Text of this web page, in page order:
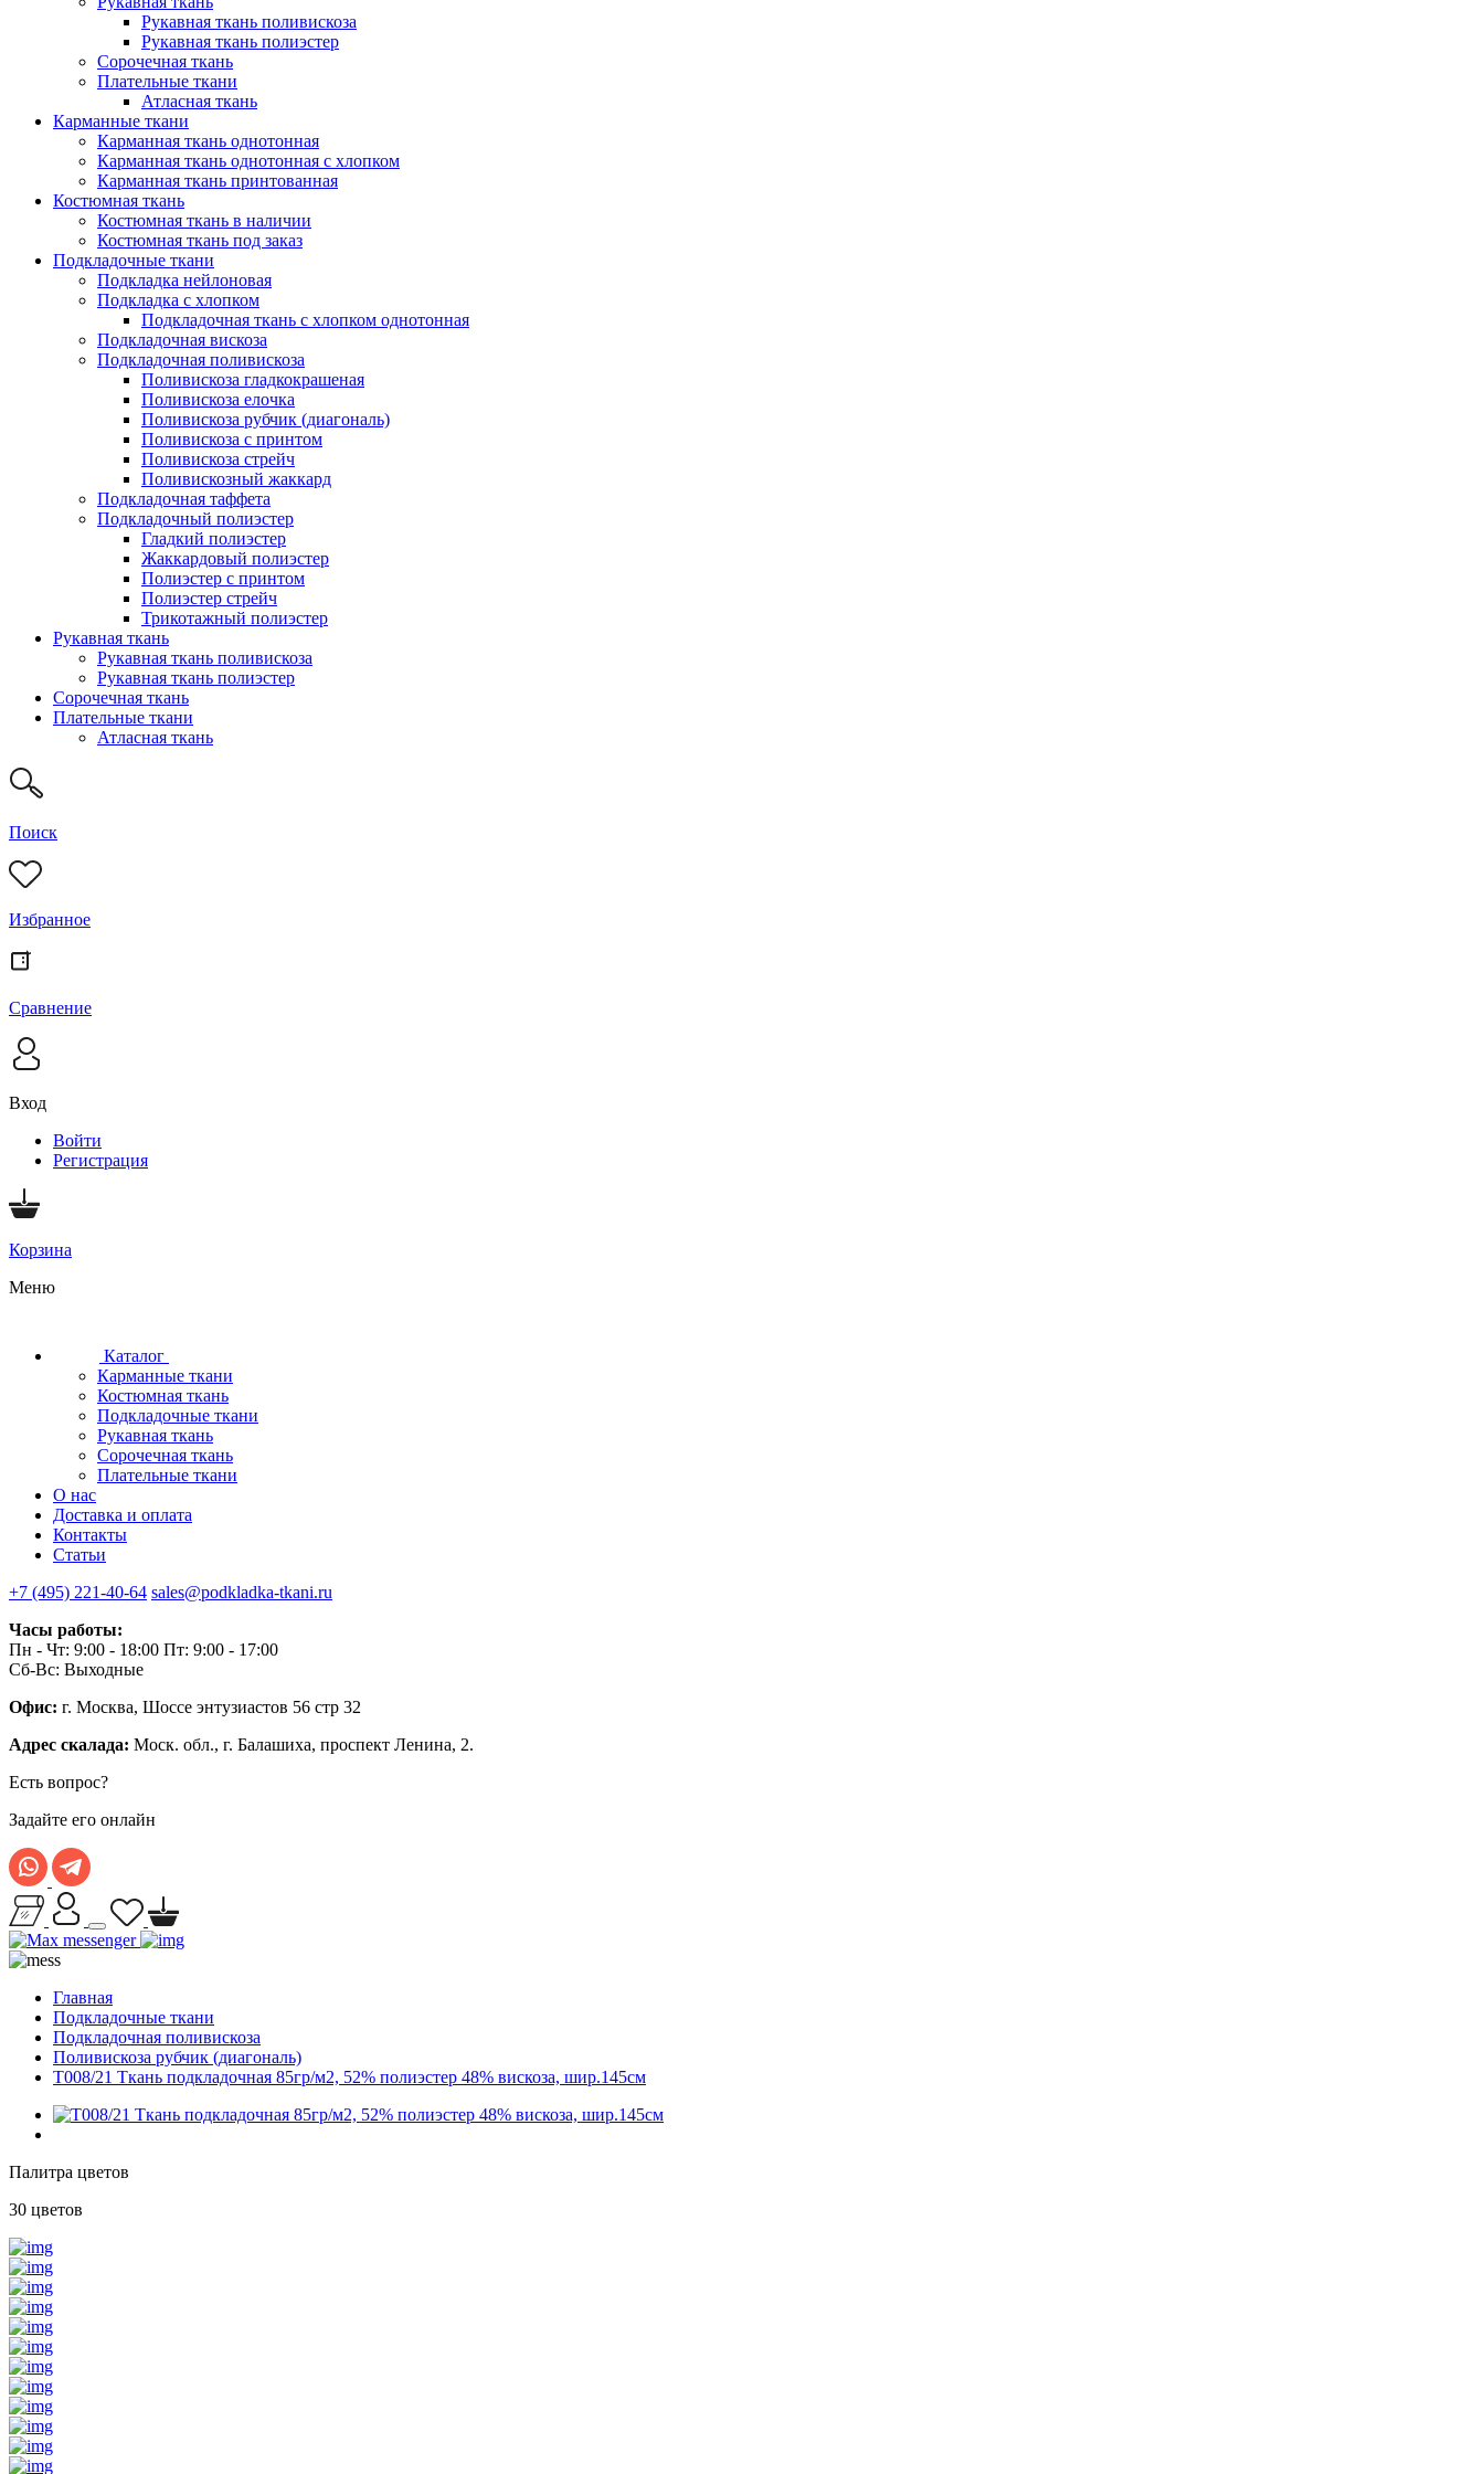
Рукавная ткань поливискоза
Рукавная ткань полиэстер
Сорочечная ткань
Плательные ткани
Атласная ткань
Карманные ткани
Карманная ткань однотонная
Карманная ткань однотонная с хлопком
Карманная ткань принтованная
Костюмная ткань
Костюмная ткань в наличии
Костюмная ткань под заказ
Подкладочные ткани
Подкладка нейлоновая
Подкладка с хлопком
Подкладочная ткань с хлопком однотонная
Подкладочная вискоза
Подкладочная поливискоза
Поливискоза гладкокрашеная
Поливискоза елочка
Поливискоза рубчик (диагональ)
Поливискоза с принтом
Поливискоза стрейч
Поливискозный жаккард
Подкладочная таффета
Подкладочный полиэстер
Гладкий полиэстер
Жаккардовый полиэстер
Полиэстер с принтом
Полиэстер стрейч
Трикотажный полиэстер
Рукавная ткань
Рукавная ткань поливискоза
Рукавная ткань полиэстер
Сорочечная ткань
Плательные ткани
Атласная ткань
Поиск
Избранное
Сравнение
Вход
Войти
Регистрация
Корзина
Меню
Каталог
Карманные ткани
Костюмная ткань
Подкладочные ткани
Рукавная ткань
Сорочечная ткань
Плательные ткани
О нас
Доставка и оплата
Контакты
Статьи
+7 (495) 221-40-64 sales@podkladka-tkani.ru
Часы работы:
Пн - Чт: 9:00 - 18:00 Пт: 9:00 - 17:00
Сб-Вс: Выходные
Офис: г. Москва, Шоссе энтузиастов 56 стр 32
Адрес скалада: Моск. обл., г. Балашиха, проспект Ленина, 2.
Есть вопрос?
Задайте его онлайн
Главная
Подкладочные ткани
Подкладочная поливискоза
Поливискоза рубчик (диагональ)
T008/21 Ткань подкладочная 85гр/м2, 52% полиэстер 48% вискоза, шир.145см
Палитра цветов
30 цветов